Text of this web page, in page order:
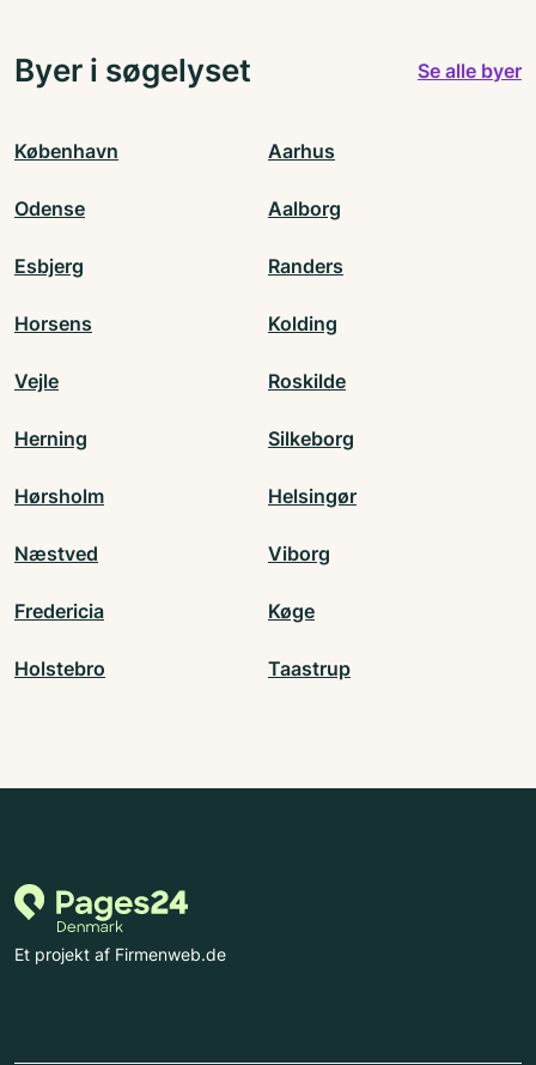
Byer i søgelyset Se alle byer
København Aarhus
Odense Aalborg
Esbjerg Randers
Horsens Kolding
Vejle Roskilde
Herning Silkeborg
Hørsholm Helsingør
Næstved Viborg
Fredericia Køge
Holstebro Taastrup
Et projekt af Firmenweb.de